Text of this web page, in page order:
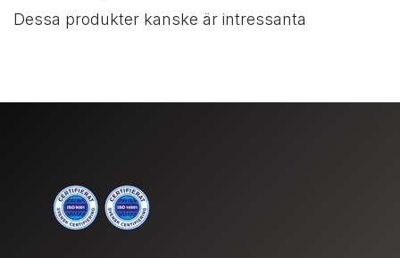
Dessa produkter kanske är intressanta